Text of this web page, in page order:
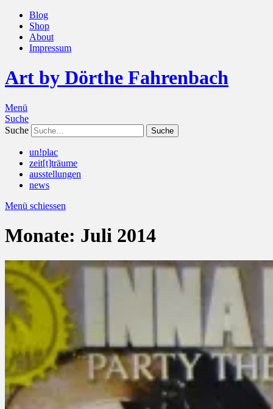
Blog
Shop
About
Impressum
Art by Dörthe Fahrenbach
Menü
Suche
Suche
un!plac
zeit[t]träume
ausstellungen
news
Menü schiessen
Monate: Juli 2014